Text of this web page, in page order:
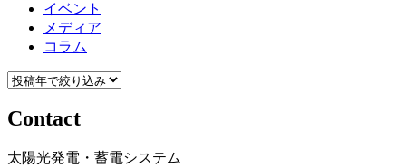
イベント
メディア
コラム
Contact
太陽光発電・蓄電システム